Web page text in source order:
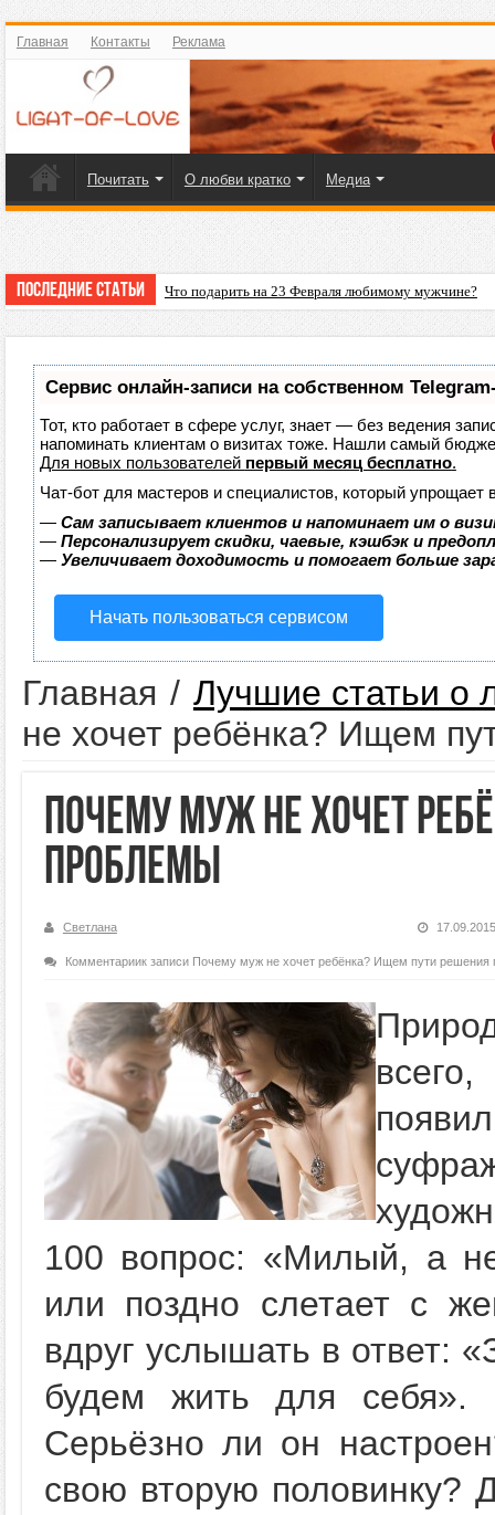
Главная Контакты Реклама
Почитать О любви кратко Медиа
Последние статьи Что подарить на 23 Февраля любимому мужчине?
Сервис онлайн-записи на собственном
Тот, кто работает в сфере услуг, знает — без ведения
напоминать клиентам о визитах тоже. Нашли самый
Для новых пользователей первый месяц бесплатно.
Чат-бот для мастеров и специалистов, который упрощает
— Сам записывает клиентов и напоминает им о
— Персонализирует скидки, чаевые, кэшбэк и
— Увеличивает доходимость и помогает больше
Начать пользоваться сервисом
Главная / Лучшие статьи о
не хочет ребёнка? Ищем
Почему муж не хочет
проблемы
Светлана 17.09.2015
Комментариик записи Почему муж не хочет ребёнка? Ищем пути решения
100 вопрос: «Милый, а
или поздно слетает с
вдруг услышать в ответ:
будем жить для себя».
Серьёзно ли он
свою вторую половинку?